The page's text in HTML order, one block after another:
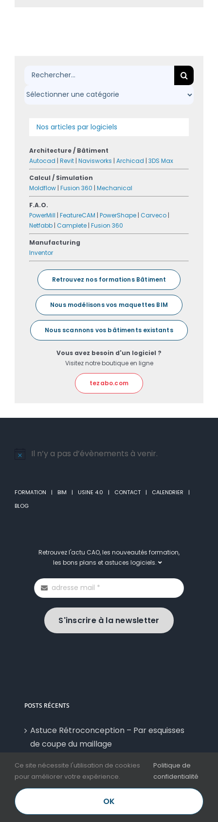
Rechercher:
Nos articles par logiciels
Architecture / Bâtiment
Autocad | Revit | Navisworks | Archicad | 3DS Max
Calcul / Simulation
Moldflow | Fusion 360 | Mechanical
F.A.O.
PowerMill | FeatureCAM | PowerShape | Carveco |
Netfabb | Camplete | Fusion 360
Manufacturing
Inventor
Retrouvez nos formations Bâtiment
Nous modélisons vos maquettes BIM
Nous scannons vos bâtiments existants
Vous avez besoin d'un logiciel ?
Visitez notre boutique en ligne
tezabo.com
Notice
Il n’y a pas d’évènements à venir.
FORMATION BIM USINE 4.0 CONTACT
CALENDRIER
BLOG
Retrouvez l'actu CAO, les nouveautés formation,
les bons plans et astuces logiciels.
S'inscrire à la newsletter
POSTS RÉCENTS
Astuce Rétroconception – Par esquisses
de coupe du maillage
Pourquoi utiliser Autodesk Revit en 2026 ?
MultiDrive 1.3 Portable : le meilleur outil
gratuit pour cloner et gérer vos disques
Ce site nécessite l'utilisation de cookies
pour améliorer votre expérience.
Politique de
confidentialité
OK